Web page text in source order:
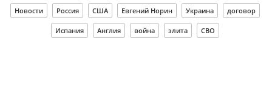
Новости Россия США Евгений Норин Украина договор
Испания Англия война элита СВО